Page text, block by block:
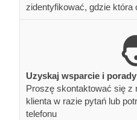
zidentyfikować, gdzie która
Uzyskaj wsparcie i
Proszę skontaktować się z
klienta w razie pytań lub
telefonu